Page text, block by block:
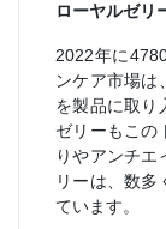
ローヤルゼリ
2022年に
ンケア市場は
を製品に取り
ゼリーもこの
りやアンチ
リーは、数多
ています。